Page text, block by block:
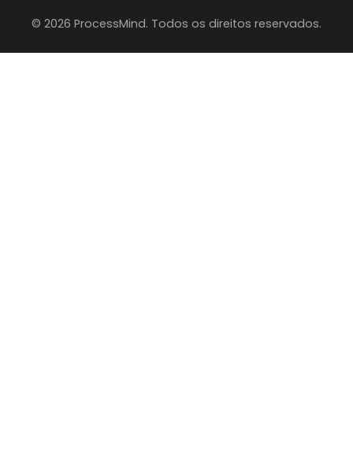
© 2026 ProcessMind. Todos os direitos reservados.